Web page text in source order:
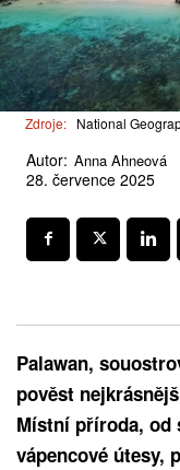
Zdroje: National
Autor: Anna Ahneová
28. července 2025
Palawan,
pověst
Místní příroda, od
vápencové útesy,